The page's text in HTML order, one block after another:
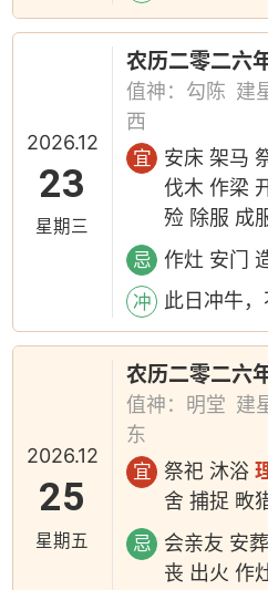
2026.12
23
星期三
农历二零二六
值神：勾陈 建
西
宜 安床 架马
伐木 作梁
殓 除服 成
忌 作灶 安门
冲 此日冲牛
2026.12
25
星期五
农历二零二六
值神：明堂 建
东
宜 祭祀 沐浴
舍 捕捉 畋
忌
会亲友 安
丧 出火 作